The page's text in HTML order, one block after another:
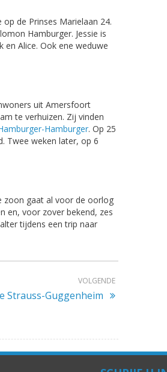
de Prinses Marielaan 24.
Hamburger. Jessie is
en Alice. Ook ene weduwe
uit Amersfoort
te verhuizen. Zij vinden
Hamburger. Op 25
Twee weken later, op 6
zoon gaat al voor de oorlog
en, voor zover bekend, zes
tijdens een trip naar
VOLGENDE
Strauss-Guggenheim